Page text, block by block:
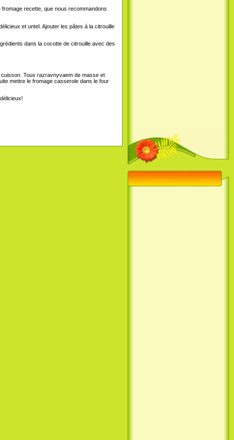
recette, que nous recommandons
et untel. Ajouter les pâtes à la citrouille
dans la cocotte de citrouille avec des
Tous razravnyvaem de masse et
mettre le fromage casserole dans le four